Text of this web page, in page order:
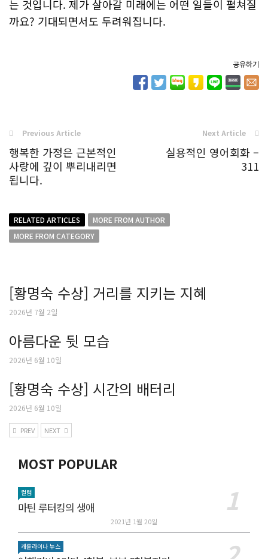
는 것입니다. 제가 살아갈 미래에는 어떤 일들이 펼쳐질
까요? 기대되면서도 두려워집니다.
공유하기
Previous Article
행복한 가정은 근본적인
사랑에 깊이 뿌리내리면
됩니다.
Next Article
실용적인 영어회화 –
311
RELATED ARTICLES
MORE FROM AUTHOR
MORE FROM CATEGORY
[황명숙 수상] 거리를 지키는 지혜
2026년 7월 2일
아름다운 뒷 모습
2026년 6월 10일
[황명숙 수상] 시간의 배터리
2026년 6월 10일
PREV NEXT
MOST POPULAR
컬럼
마틴 루터킹의 생애
2021년 1월 20일
캐롤라이나 뉴스